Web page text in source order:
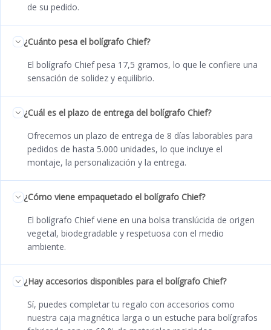
de su pedido.
¿Cuánto pesa el bolígrafo Chief?
El bolígrafo Chief pesa 17,5 gramos, lo que le confiere una
sensación de solidez y equilibrio.
¿Cuál es el plazo de entrega del bolígrafo Chief?
Ofrecemos un plazo de entrega de 8 días laborables para
pedidos de hasta 5.000 unidades, lo que incluye el
montaje, la personalización y la entrega.
¿Cómo viene empaquetado el bolígrafo Chief?
El bolígrafo Chief viene en una bolsa translúcida de origen
vegetal, biodegradable y respetuosa con el medio
ambiente.
¿Hay accesorios disponibles para el bolígrafo Chief?
Sí, puedes completar tu regalo con accesorios como
nuestra caja magnética larga o un estuche para bolígrafos